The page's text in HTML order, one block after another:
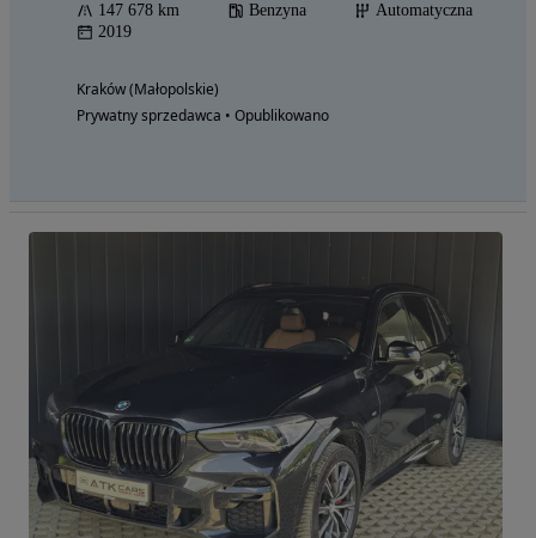
147 678 km Benzyna
Automatyczna
2019
Kraków (Małopolskie)
Prywatny sprzedawca • Opublikowano